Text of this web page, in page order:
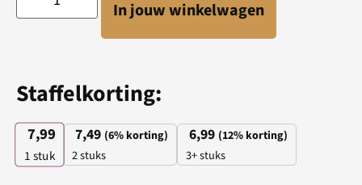
In jouw winkelwagen
Staffelkorting:
7,99
1 stuk
7,49 (6% korting)
2 stuks
6,99 (12% korting)
3+ stuks